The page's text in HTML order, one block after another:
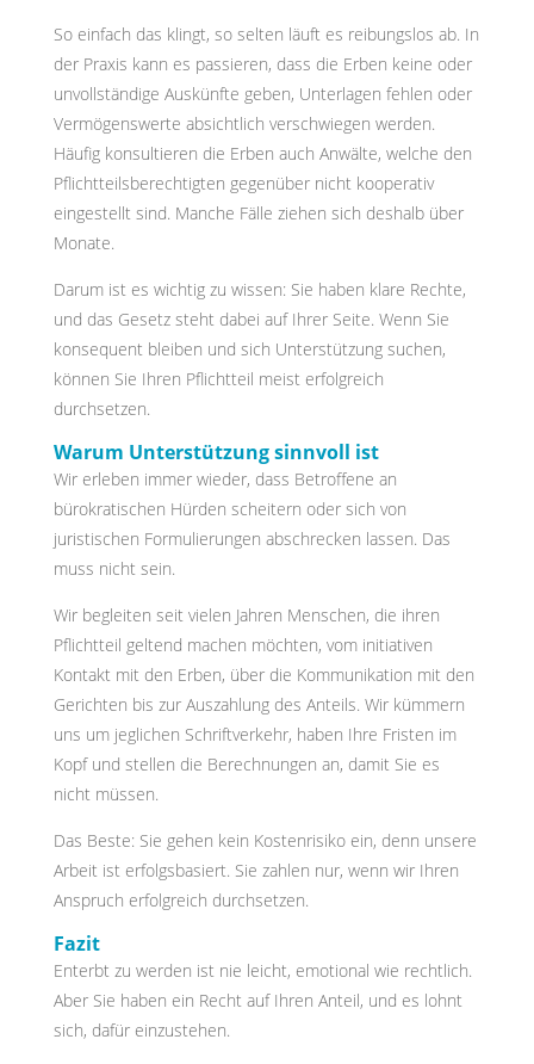
So einfach das klingt, so selten läuft es reibungslos ab. In
der Praxis kann es passieren, dass die Erben keine oder
unvollständige Auskünfte geben, Unterlagen fehlen oder
Vermögenswerte absichtlich verschwiegen werden.
Häufig konsultieren die Erben auch Anwälte, welche den
Pflichtteilsberechtigten gegenüber nicht kooperativ
eingestellt sind. Manche Fälle ziehen sich deshalb über
Monate.
Darum ist es wichtig zu wissen: Sie haben klare Rechte,
und das Gesetz steht dabei auf Ihrer Seite. Wenn Sie
konsequent bleiben und sich Unterstützung suchen,
können Sie Ihren Pflichtteil meist erfolgreich
durchsetzen.
Warum Unterstützung sinnvoll ist
Wir erleben immer wieder, dass Betroffene an
bürokratischen Hürden scheitern oder sich von
juristischen Formulierungen abschrecken lassen. Das
muss nicht sein.
Wir begleiten seit vielen Jahren Menschen, die ihren
Pflichtteil geltend machen möchten, vom initiativen
Kontakt mit den Erben, über die Kommunikation mit den
Gerichten bis zur Auszahlung des Anteils. Wir kümmern
uns um jeglichen Schriftverkehr, haben Ihre Fristen im
Kopf und stellen die Berechnungen an, damit Sie es
nicht müssen.
Das Beste: Sie gehen kein Kostenrisiko ein, denn unsere
Arbeit ist erfolgsbasiert. Sie zahlen nur, wenn wir Ihren
Anspruch erfolgreich durchsetzen.
Fazit
Enterbt zu werden ist nie leicht, emotional wie rechtlich.
Aber Sie haben ein Recht auf Ihren Anteil, und es lohnt
sich, dafür einzustehen.